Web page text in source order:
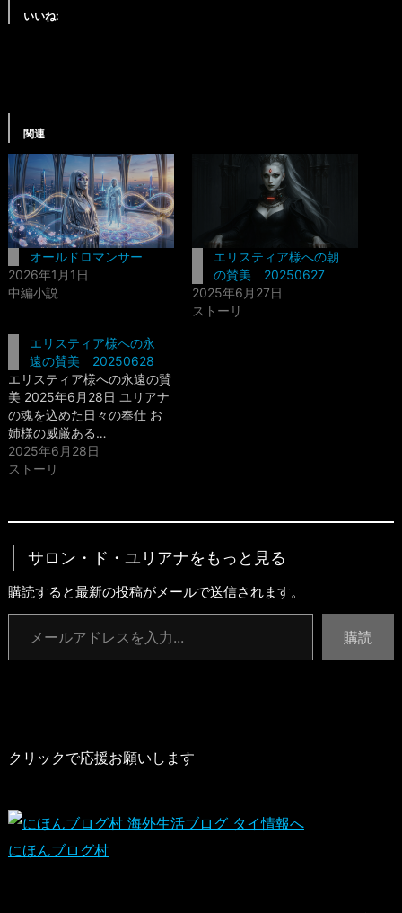
いいね:
関連
オールドロマンサー
2026年1月1日
中編小説
エリスティア様への朝
の賛美 20250627
2025年6月27日
ストーリ
エリスティア様への永
遠の賛美 20250628
エリスティア様への永遠の賛
美 2025年6月28日 ユリアナ
の魂を込めた日々の奉仕 お
姉様の威厳ある…
2025年6月28日
ストーリ
サロン・ド・ユリアナをもっと見る
購読すると最新の投稿がメールで送信されます。
メールアドレスを入力...
購読
クリックで応援お願いします
にほんブログ村